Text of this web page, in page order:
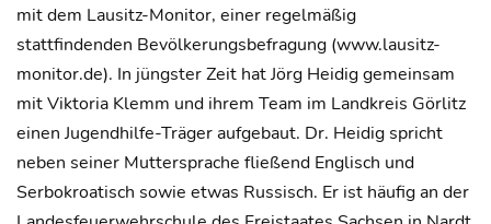
mit dem Lausitz-Monitor, einer regelmäßig
stattfindenden Bevölkerungsbefragung (www.lausitz-
monitor.de). In jüngster Zeit hat Jörg Heidig gemeinsam
mit Viktoria Klemm und ihrem Team im Landkreis Görlitz
einen Jugendhilfe-Träger aufgebaut. Dr. Heidig spricht
neben seiner Muttersprache fließend Englisch und
Serbokroatisch sowie etwas Russisch. Er ist häufig an der